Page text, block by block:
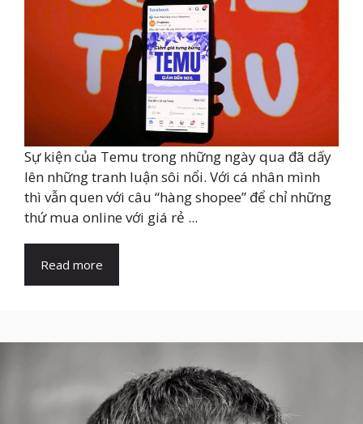
Sự kiện của Temu trong những ngày qua đã dấy
lên những tranh luận sôi nổi. Với cá nhân mình
thì vẫn quen với câu “hàng shopee” để chỉ những
thứ mua online với giá rẻ ...
Read more